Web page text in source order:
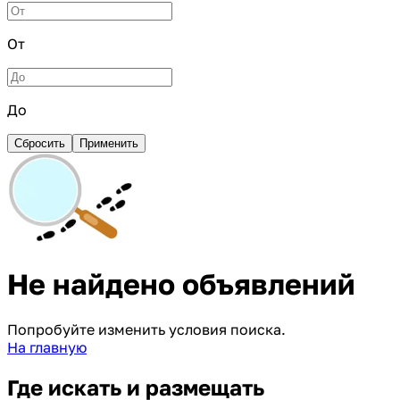
От
До
Сбросить Применить
Не найдено объявлений
Попробуйте изменить условия поиска.
На главную
Где искать и размещать